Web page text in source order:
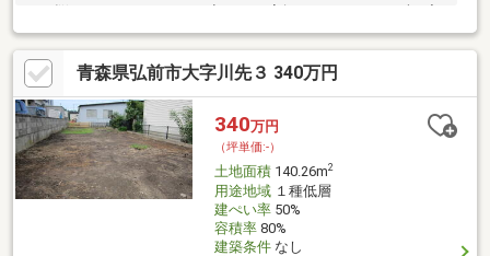
なお悩みはありませんか？？初めての家探しで、とりあえず一度
話をきいてみたい…ローンについてよく分からない…どのくらいの
金額の物件が買えるのか分からない…税金について不安がある…そ
んな方！！ぜひ『住宅のプロ』にご相談ください！●店頭で直接
お話したい方●TEL：0172-32-2028キッズスペースもご用意してお
ります、お気軽にお越しください！
青森県弘前市大字川先３ 340万円
340万円
（坪単価:-）
土地面積140.26m2
用途地域１種低層
建ぺい率50%
容積率80%
建築条件なし